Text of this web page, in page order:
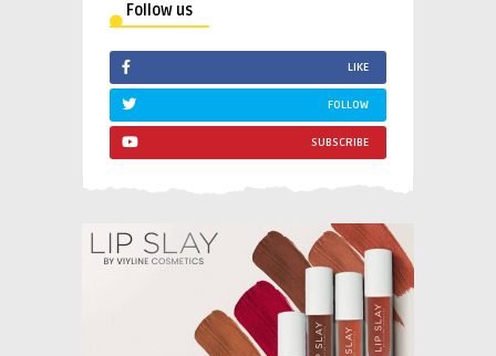
Follow us
LIKE
FOLLOW
SUBSCRIBE